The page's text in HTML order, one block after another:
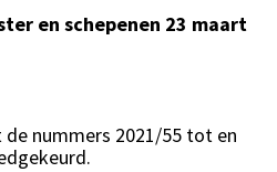
en schepenen 23 maart
nummers 2021/55 tot en